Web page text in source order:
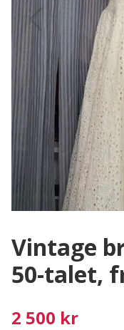
Vintage
50-talet,
2 500 kr